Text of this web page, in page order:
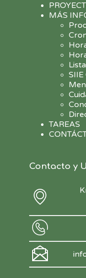
MÁS
TAREAS
Contacto y